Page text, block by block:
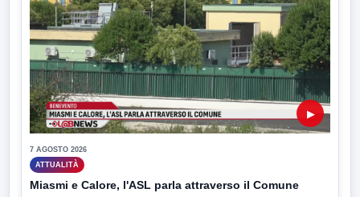
▶
7 AGOSTO 2026
ATTUALITÀ
Miasmi e Calore, l'ASL parla attraverso il Comune